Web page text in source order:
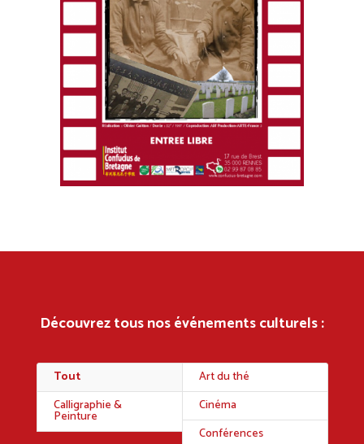
Découvrez tous nos événements culturels :
Tout
Art du thé
Calligraphie &
Peinture
Cinéma
Conférences